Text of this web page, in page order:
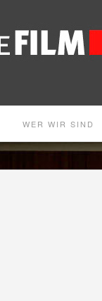
WER WIR SIND